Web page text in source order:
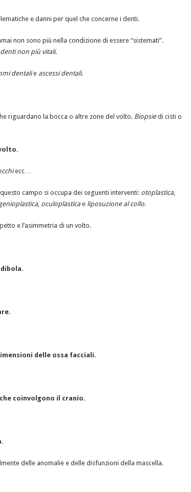
e danni per quel che concerne i denti.
non sono più nella condizione di essere “sistemati”.
non più vitali.
dentalie ascessi dentali.
riguardano la bocca o altre zone del volto. Biopsiedi cisti o
ecc…
campo si occupa dei seguenti interventi: otoplastica,
, oculoplasticae liposuzione al collo.
e l’asimmetria di un volto.
delle ossa facciali.
coinvolgono il cranio.
delle anomalie e delle disfunzioni della mascella.